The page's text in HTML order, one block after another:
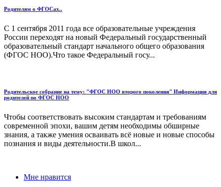
Родителям о ФГОСах..
С 1 сентября 2011 года все образовательные учреждения
России переходят на новый Федеральный государственный
образовательный стандарт начального общего образования
(ФГОС НОО).Что такое Федеральный госу...
Родительское собрание на тему: "ФГОС НОО второго поколения" Информация для
родителей по ФГОС НОО
Чтобы соответствовать высоким стандартам и требованиям
современной эпохи, вашим детям необходимы обширные
знания, а также умения осваивать всё новые и новые способы
познания и виды деятельности.В школ...
Мне нравится